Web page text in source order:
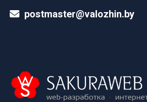
postmaster@valozhin.by